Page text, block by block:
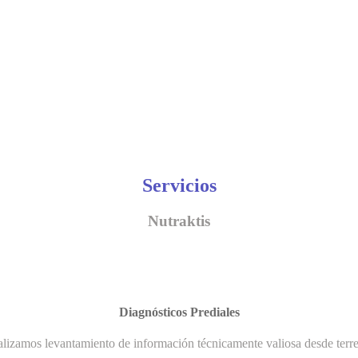
Servicios
Nutraktis
Diagnósticos Prediales
levantamiento de información técnicamente valiosa desde